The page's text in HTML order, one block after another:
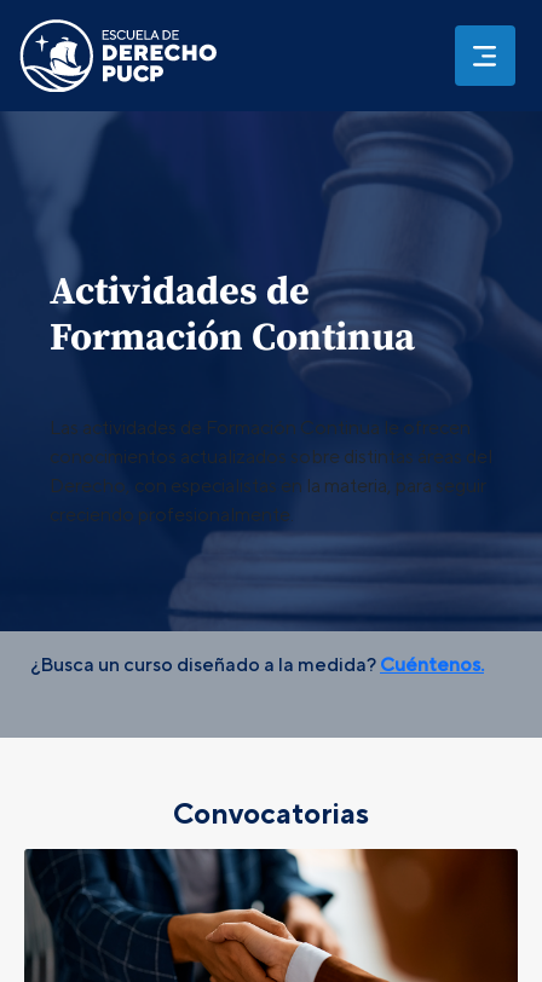
Actividades de
Formación Continua
Las actividades de Formación Continua le ofrecen
conocimientos actualizados sobre distintas áreas del
Derecho, con especialistas en la materia, para seguir
creciendo profesionalmente.
¿Busca un curso diseñado a la medida? Cuéntenos.
Convocatorias